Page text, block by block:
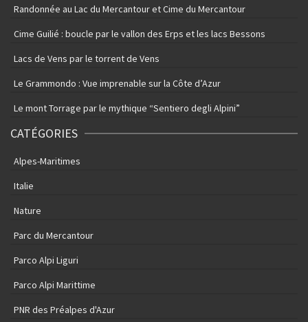
Randonnée au Lac du Mercantour et Cime du Mercantour
Cime Guilié : boucle par le vallon des Erps et les lacs Bessons
Lacs de Vens par le torrent de Vens
Le Grammondo : Vue imprenable sur la Côte d’Azur
Le mont Torrage par le mythique “Sentiero degli Alpini”
CATÉGORIES
Alpes-Maritimes
Italie
Nature
Parc du Mercantour
Parco Alpi Liguri
Parco Alpi Marittime
PNR des Préalpes d'Azur